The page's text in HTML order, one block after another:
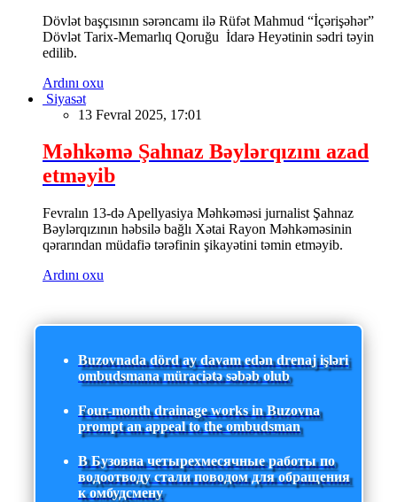
Dövlət başçısının sərəncamı ilə Rüfət Mahmud “İçərişəhər”
Dövlət Tarix-Memarlıq Qoruğu İdarə Heyətinin sədri təyin
edilib.
Ardını oxu
Siyasət
13 Fevral 2025, 17:01
Məhkəmə Şahnaz Bəylərqızını azad
etməyib
Fevralın 13-də Apellyasiya Məhkəməsi jurnalist Şahnaz
Bəylərqızının həbsilə bağlı Xətai Rayon Məhkəməsinin
qərarından müdafiə tərəfinin şikayətini təmin etməyib.
Ardını oxu
Buzovnada dörd ay davam edən drenaj işləri
ombudsmana müraciətə səbəb olub
Four-month drainage works in Buzovna
prompt an appeal to the ombudsman
В Бузовна четырехмесячные работы по
водоотводу стали поводом для обращения
к омбудсмену